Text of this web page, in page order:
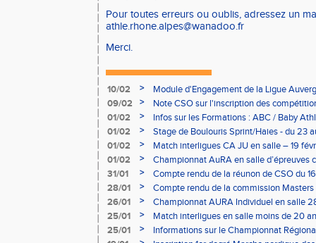
Pour toutes erreurs ou oublis, adressez un
athle.rhone.alpes@wanadoo.fr
Merci.
10/02 >
Module d'Engagement de la Ligue
09/02
>
Note CSO sur l'inscription des
01/02
>
Infos sur les Formations : ABC / Baby
01/02
>
Stage de Boulouris Sprint/Haies - du 23
01/02
>
Match interligues CA JU en salle – 19
01/02
>
Championnat AuRA en salle d’épreuves
- le 12 février
31/01 >
Compte rendu de la réunon de CSO du
28/01
>
Compte rendu de la commission
à Bourgoin
26/01 >
Championnat AURA Individuel en salle
25/01
>
Match interligues en salle moins de 20
25/01
>
Informations sur le Championnat